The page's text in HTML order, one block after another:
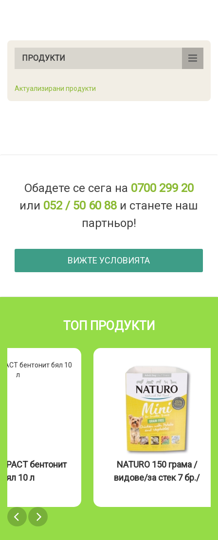
ПРОДУКТИ
Актуализирани продукти
Обадете се сега на 0700 299 20
или 052 / 50 60 88 и станете наш
партньор!
ВИЖТЕ УСЛОВИЯТА
ТОП ПРОДУКТИ
бентонит
бял 10 л
NATURO 150 грама /
видове/за стек 7 бр./